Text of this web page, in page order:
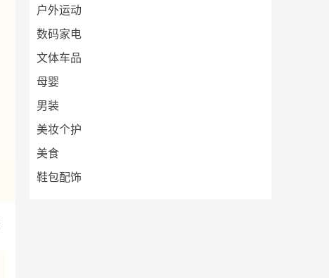
户外运动
数码家电
文体车品
母婴
男装
美妆个护
美食
鞋包配饰